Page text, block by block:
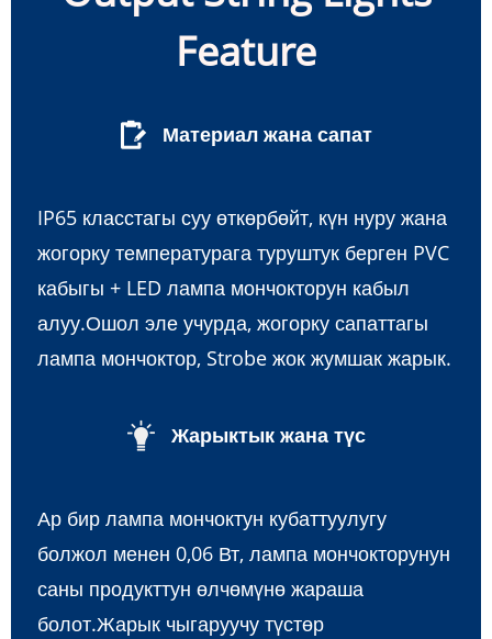
Feature
Материал жана сапат
IP65 класстагы суу өткөрбөйт, күн нуру жана
жогорку температурага туруштук берген PVC
кабыгы + LED лампа мончокторун кабыл
алуу.Ошол эле учурда, жогорку сапаттагы
лампа мончоктор, Strobe жок жумшак жарык.
Жарыктык жана түс
Ар бир лампа мончоктун кубаттуулугу
болжол менен 0,06 Вт, лампа мончокторунун
саны продукттун өлчөмүнө жараша
болот.Жарык чыгаруучу түстөр